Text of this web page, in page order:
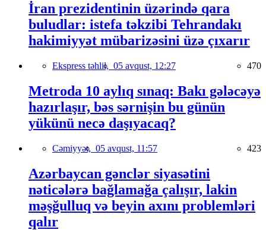
İran prezidentinin üzərində qara
buludlar: istefa təkzibi Tehrandakı
hakimiyyət mübarizəsini üzə çıxarır
Ekspress təhlil, 05 avqust, 12:27 470
Metroda 10 aylıq sınaq: Bakı gələcəyə
hazırlaşır, bəs sərnişin bu günün
yükünü necə daşıyacaq?
Cəmiyyət, 05 avqust, 11:57 423
Azərbaycan gənclər siyasətini
nəticələrə bağlamağa çalışır, lakin
məşğulluq və beyin axını problemləri
qalır